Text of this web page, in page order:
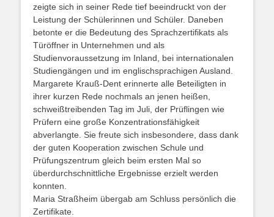
zeigte sich in seiner Rede tief beeindruckt von der
Leistung der Schülerinnen und Schüler. Daneben
betonte er die Bedeutung des Sprachzertifikats als
Türöffner in Unternehmen und als
Studienvoraussetzung im Inland, bei internationalen
Studiengängen und im englischsprachigen Ausland.
Margarete Krauß-Dent erinnerte alle Beteiligten in
ihrer kurzen Rede nochmals an jenen heißen,
schweißtreibenden Tag im Juli, der Prüflingen wie
Prüfern eine große Konzentrationsfähigkeit
abverlangte. Sie freute sich insbesondere, dass dank
der guten Kooperation zwischen Schule und
Prüfungszentrum gleich beim ersten Mal so
überdurchschnittliche Ergebnisse erzielt werden
konnten.
Maria Straßheim übergab am Schluss persönlich die
Zertifikate.